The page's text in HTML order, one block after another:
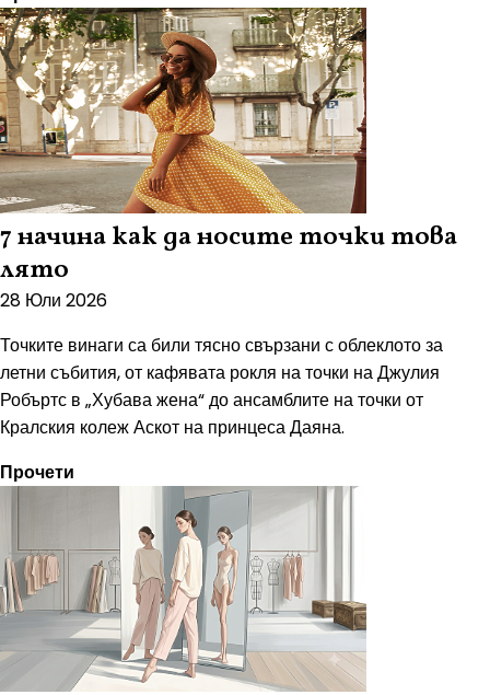
7 начина как да носите точки това
лято
28 Юли 2026
Точките винаги са били тясно свързани с облеклото за
летни събития, от кафявата рокля на точки на Джулия
Робъртс в „Хубава жена“ до ансамблите на точки от
Кралския колеж Аскот на принцеса Даяна.
Прочети